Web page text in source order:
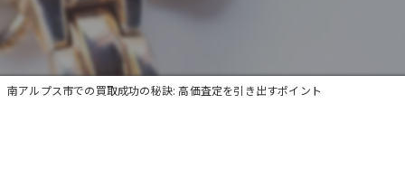
時計
出張
南アルプス市での買取成功の秘訣: 高価査定を引き出すポイント